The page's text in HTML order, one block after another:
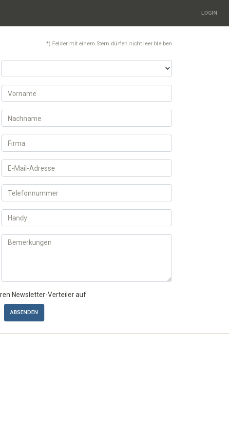
LOGIN
*) Felder mit einem Stern dürfen nicht leer bleiben
Newsletter-Verteiler auf
ABSENDEN